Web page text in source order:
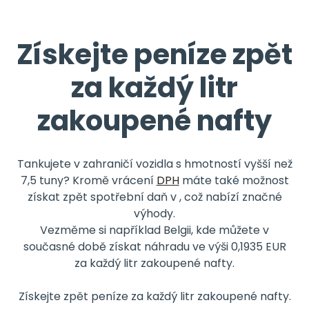
Získejte peníze zpět
za každý litr
zakoupené nafty
Tankujete v zahraničí vozidla s hmotností vyšší než
7,5 tuny? Kromě vrácení DPHmáte také možnost
získat zpět spotřební daň v , což nabízí značné
výhody.
Vezměme si například Belgii, kde můžete v
současné době získat náhradu ve výši 0,1935 EUR
za každý litr zakoupené nafty.
Získejte zpět peníze za každý litr zakoupené nafty.